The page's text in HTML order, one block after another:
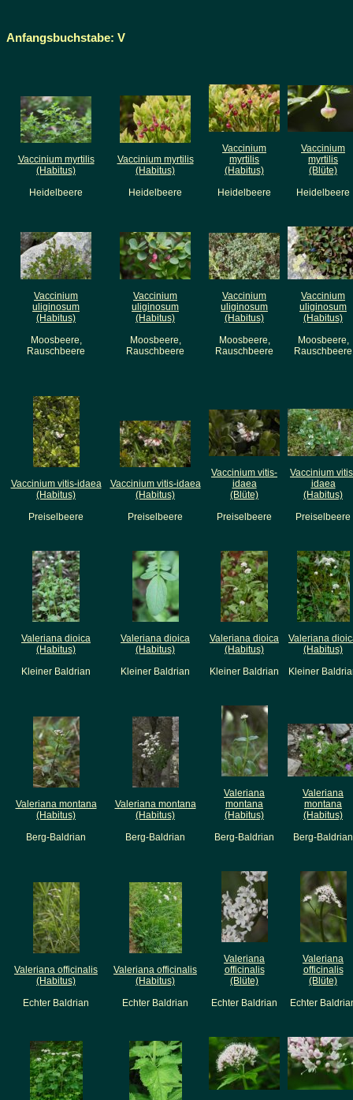
Anfangsbuchstabe: V
Vaccinium myrtilis
(Habitus)
Heidelbeere
Vaccinium myrtilis
(Habitus)
Heidelbeere
Vaccinium
myrtilis
(Habitus)
Heidelbeere
Vaccinium
myrtilis
(Blüte)
Heidelbeere
Vaccinium
uliginosum
(Habitus)
Moosbeere,
Rauschbeere
Vaccinium
uliginosum
(Habitus)
Moosbeere,
Rauschbeere
Vaccinium
uliginosum
(Habitus)
Moosbeere,
Rauschbeere
Vaccinium
uliginosum
(Habitus)
Moosbeere,
Rauschbeere
Vaccinium vitis-idaea
(Habitus)
Preiselbeere
Vaccinium vitis-idaea
(Habitus)
Preiselbeere
Vaccinium vitis-
idaea
(Blüte)
Preiselbeere
Vaccinium
idaea
(Habitus)
Preiselbeere
Valeriana dioica
(Habitus)
Kleiner Baldrian
Valeriana dioica
(Habitus)
Kleiner Baldrian
Valeriana dioica
(Habitus)
Kleiner Baldrian
Valeriana
(Habitus)
Kleiner
Valeriana montana
(Habitus)
Berg-Baldrian
Valeriana montana
(Habitus)
Berg-Baldrian
Valeriana
montana
(Habitus)
Berg-Baldrian
Valeriana
montana
(Habitus)
Berg-Baldrian
Valeriana officinalis
(Habitus)
Echter Baldrian
Valeriana officinalis
(Habitus)
Echter Baldrian
Valeriana
officinalis
(Blüte)
Echter Baldrian
Valeriana
officinalis
(Blüte)
Echter